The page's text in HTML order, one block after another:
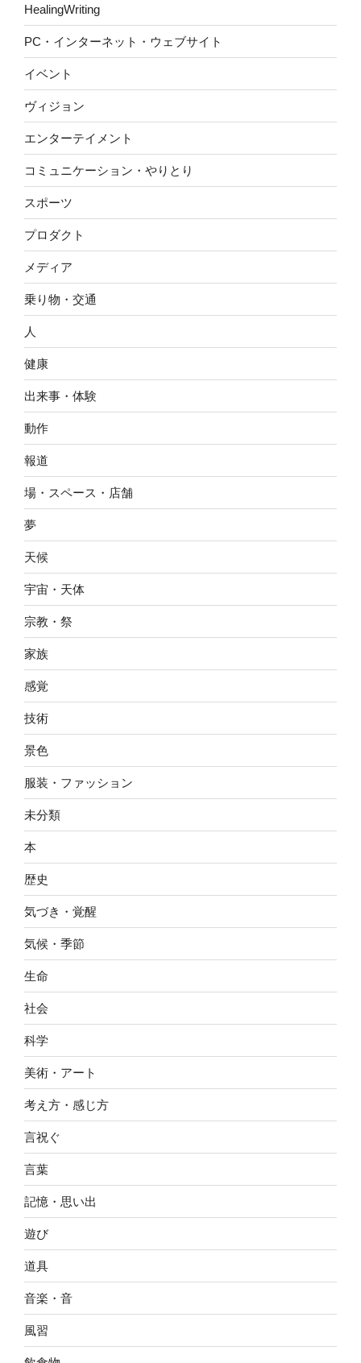
HealingWriting
PC・インターネット・ウェブサイト
イベント
ヴィジョン
エンターテイメント
コミュニケーション・やりとり
スポーツ
プロダクト
メディア
乗り物・交通
人
健康
出来事・体験
動作
報道
場・スペース・店舗
夢
天候
宇宙・天体
宗教・祭
家族
感覚
技術
景色
服装・ファッション
未分類
本
歴史
気づき・覚醒
気候・季節
生命
社会
科学
美術・アート
考え方・感じ方
言祝ぐ
言葉
記憶・思い出
遊び
道具
音楽・音
風習